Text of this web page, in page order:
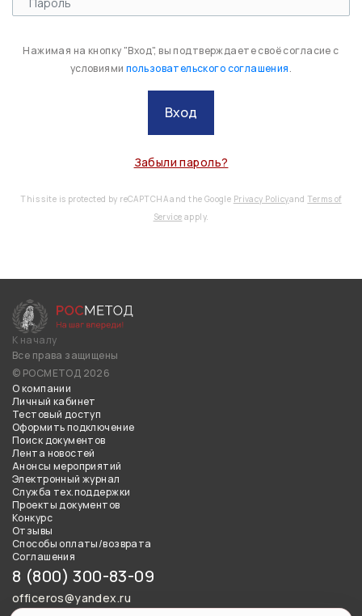
Нажимая на кнопку "Вход", вы подтверждаете своё согласие с
условиями пользовательского соглашения.
Вход
Забыли пароль?
This site is protected by reCAPTCHA and the Google Privacy PolicyandTerms of
Service apply.
К началу
Все права защищены
© РОСМЕТОД 2026
О компании
Личный кабинет
Тестовый доступ
Оформить подключение
Поиск документов
Лента новостей
Анонсы мероприятий
Электронный журнал
Служба тех.поддержки
Проекты документов
Конкурс
Отзывы
Способы оплаты/возврата
Соглашения
8 (800) 300-83-09
officeros@yandex.ru